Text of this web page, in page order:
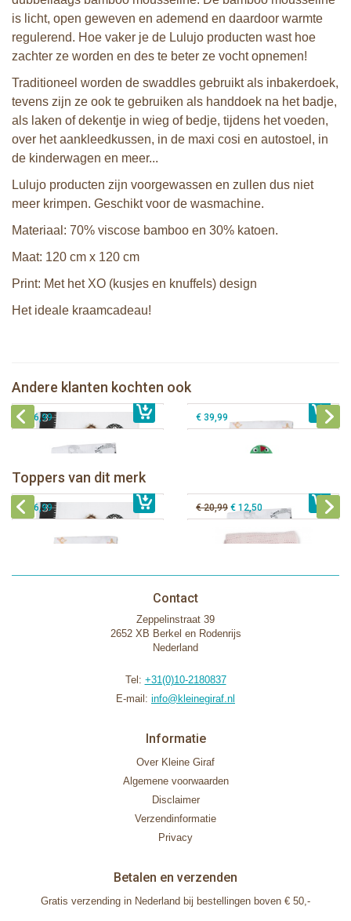
is licht, open geweven en ademend en daardoor warmte
regulerend. Hoe vaker je de Lulujo producten wast hoe
zachter ze worden en des te beter ze vocht opnemen!
Traditioneel worden de swaddles gebruikt als inbakerdoek,
tevens zijn ze ook te gebruiken als handdoek na het badje,
als laken of dekentje in wieg of bedje, tijdens het voeden,
over het aankleedkussen, in de maxi cosi en autostoel, in
de kinderwagen en meer...
Lulujo producten zijn voorgewassen en zullen dus niet
meer krimpen. Geschikt voor de wasmachine.
Materiaal: 70% viscose bamboo en 30% katoen.
Maat: 120 cm x 120 cm
Print: Met het XO (kusjes en knuffels) design
Het ideale kraamcadeau!
Andere klanten kochten ook
€ 21,99€ 14,50
Lulujo swaddle 120x120 - Afrique
€ 16,99 € 39,99
Toppers van dit merk
Lulujo Baby's First Year Swaddle &
Cards - Loved beyond measure
€ 21,99€ 14,50
Lulujo swaddle 120x120 - Afrique
Lulujo swaddle 120x120 - Little Fawn
€ 16,99 € 20,99 € 12,50
Contact
Zeppelinstraat 39
2652 XB Berkel en Rodenrijs
Nederland
Tel: +31(0)10-2180837
E-mail: info@kleinegiraf.nl
Informatie
Over Kleine Giraf
Algemene voorwaarden
Disclaimer
Verzendinformatie
Privacy
Betalen en verzenden
Gratis verzending in Nederland bij bestellingen boven € 50,-